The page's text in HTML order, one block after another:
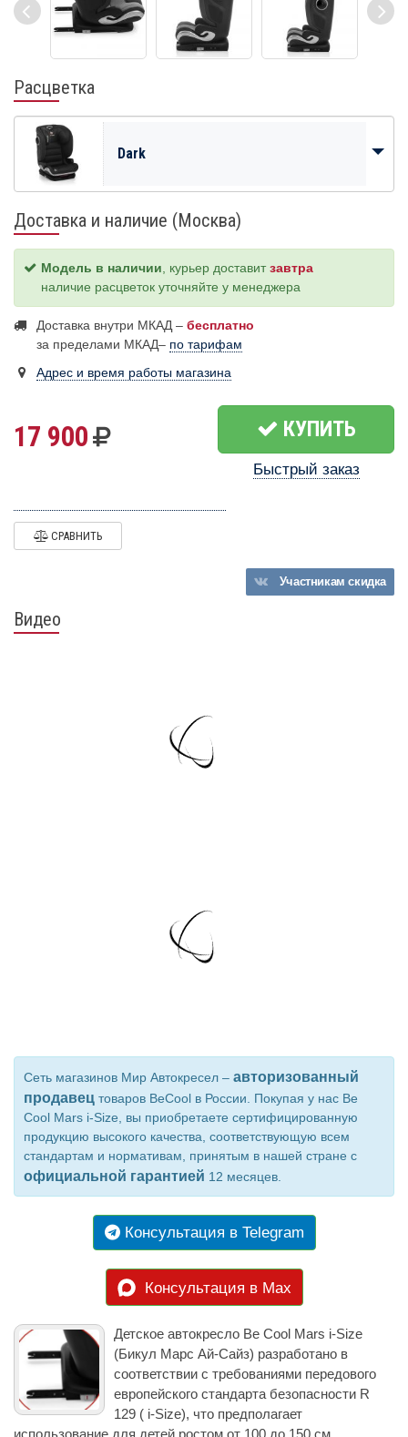
Расцветка
Dark
Доставка и наличие (Москва)
Модель в наличии, курьер доставитзавтра
наличие расцветок уточняйте у менеджера
Доставка внутри МКАД – бесплатно
за пределами МКАД– по тарифам
Адрес и время работы магазина
17 900 КУПИТЬ
Быстрый заказ
СРАВНИТЬ
Участникамскидка
Видео
Сеть магазинов Мир Автокресел – авторизованный
продавец товаров BeCool в России. Покупая у нас Be
Cool Mars i-Size, вы приобретаете сертифицированную
продукцию высокого качества, соответствующую всем
стандартам и нормативам, принятым в нашей стране с
официальной гарантией 12 месяцев.
Консультация в Telegram
Консультация в Max
Детское автокресло Be Cool Mars i-Size
(Бикул Марс Ай-Сайз) разработано в
соответствии с требованиями передового
европейского стандарта безопасности R
129 ( i-Size), что предполагает